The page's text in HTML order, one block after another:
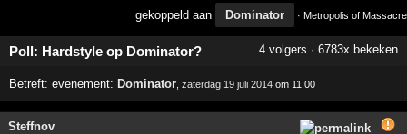
gekoppeld aan Dominator · Metropolis of Massacre
Poll: Hardstyle op Dominator? 4 volgers · 6783x bekeken
Betreft:evenement: Dominator ,zaterdag 19 juli 2014 om 11:00
Steffnov